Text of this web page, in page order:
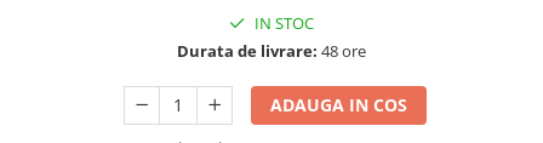
IN STOC
Durata de livrare: 48 ore
ADAUGA IN COS